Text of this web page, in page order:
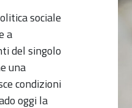
sociale
a
del singolo
una
condizioni
oggi la